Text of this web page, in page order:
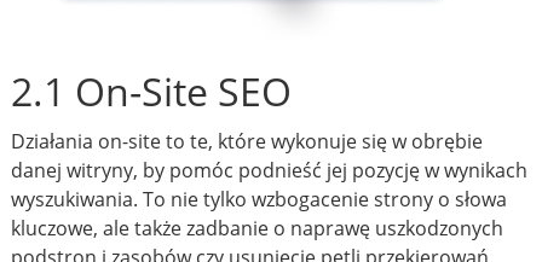
2.1 On-Site SEO
Działania on-site to te, które wykonuje się w obrębie
danej witryny, by pomóc podnieść jej pozycję w wynikach
wyszukiwania. To nie tylko wzbogacenie strony o słowa
kluczowe, ale także zadbanie o naprawę uszkodzonych
podstron i zasobów czy usunięcie pętli przekierowań.